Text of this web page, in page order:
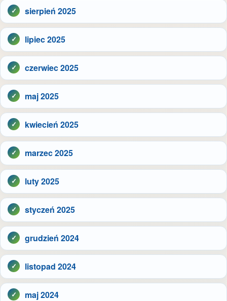
sierpień 2025
lipiec 2025
czerwiec 2025
maj 2025
kwiecień 2025
marzec 2025
luty 2025
styczeń 2025
grudzień 2024
listopad 2024
maj 2024